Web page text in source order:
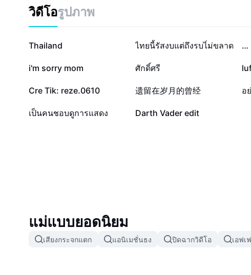
คุณภาพ ทั้งทางออนไลน์และออฟไลน์ อย่าพลาดโอกาสร่วมเป็นส่
ประสบการณ์การแสดงสดสุดตื่นเต้นนี้
วิดีโอรูปภาพ
31.1K
Thailand 30.2K
ไทยนี้รัสงบแต่ถึงรบไ่ม่ขลาด …
6.9K
i'm sorry mom 5.1K
ศักดิ์ศรี
900
Cre Tik: reze.0610 889
遗留在岁月的曾经 อ
408
เป็นคนชอบดูการแสดง 353
Darth Vader edit
แม่แบบยอดนิยม
เสียงกระจกแตก แอนิเมชั่นธง ปิดฉากวิดีโอ เอฟเ